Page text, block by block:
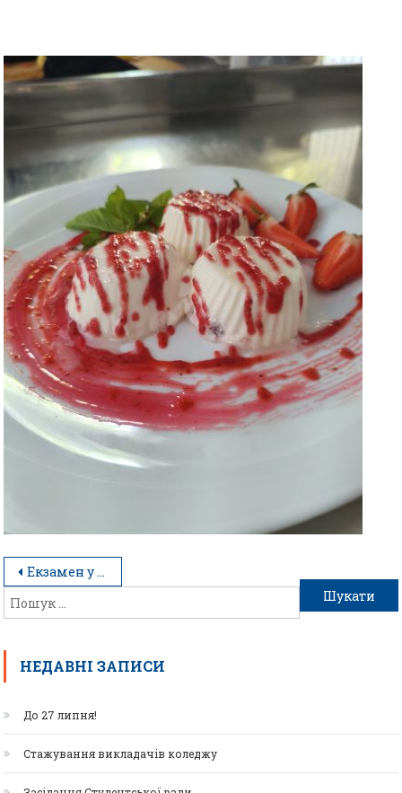
Екзамен у форматі справжнього ресторану
НЕДАВНІ ЗАПИСИ
До 27 липня!
Стажування викладачів коледжу